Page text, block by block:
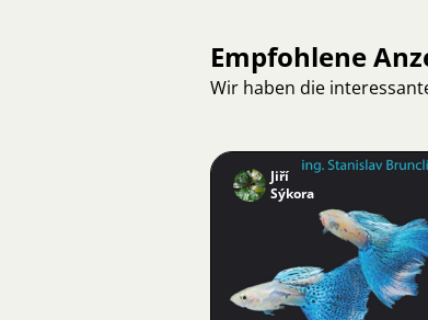
Empfohlene
Wir haben die
Bild
Jiří
Sýkora